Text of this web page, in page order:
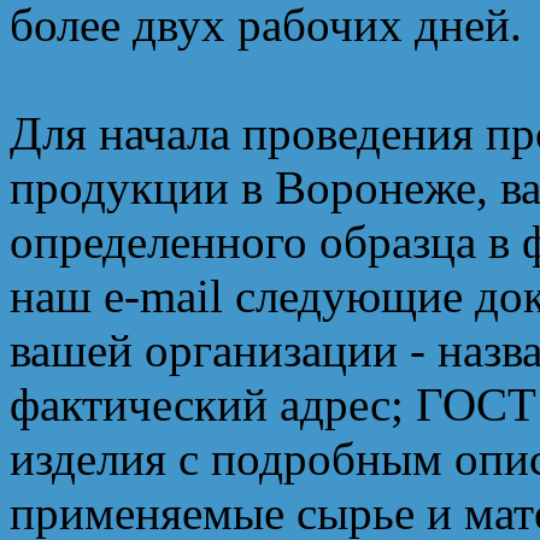
более двух рабочих дней.
Для начала проведения
продукции в Воронеже,
определенного образца
наш e-mail следующие
вашей организации -
фактический адрес;
изделия с подробным
применяемые сырье и